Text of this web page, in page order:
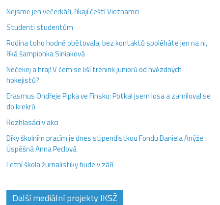
Nejsme jen večerkáři, říkají čeští Vietnamci
Studenti studentům
Rodina toho hodně obětovala, bez kontaktů spoléháte jen na ni,
říká šampionka Siniaková
Nečekej a hraj! V čem se liší trénink juniorů od hvězdných
hokejistů?
Erasmus Ondřeje Pipka ve Finsku: Potkal jsem losa a zamiloval se
do krekrů
Rozhlasáci v akci
Díky školním pracím je dnes stipendistkou Fondu Daniela Anýže.
Úspěšná Anna Peclová
Letní škola žurnalistiky bude v září
Další mediální projekty IKSŽ